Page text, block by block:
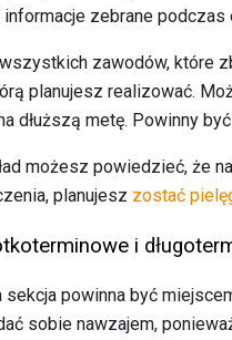
informacje zebrane
zawodów, które
planujesz realizować.
dłuższą metę. Powinny
możesz powiedzieć, że
planujesz zostać
i
sekcja powinna być
sobie nawzajem,